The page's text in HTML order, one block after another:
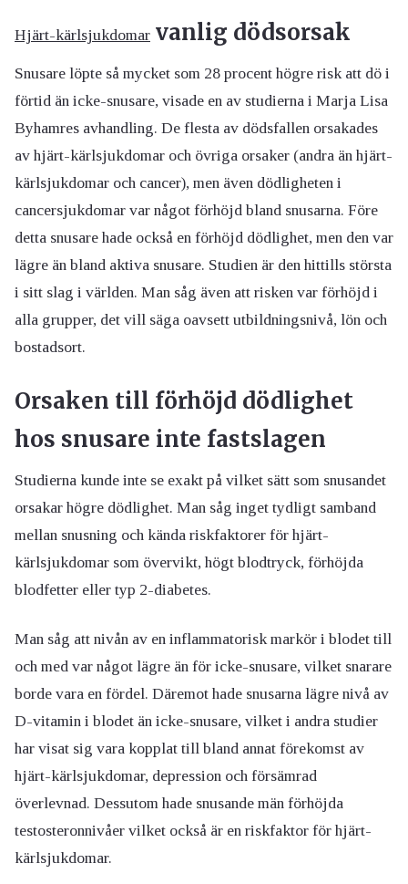
Hjärt-kärlsjukdomar vanlig dödsorsak
Snusare löpte så mycket som 28 procent högre risk att dö i
förtid än icke-snusare, visade en av studierna i Marja Lisa
Byhamres avhandling. De flesta av dödsfallen orsakades
av hjärt-kärlsjukdomar och övriga orsaker (andra än hjärt-
kärlsjukdomar och cancer), men även dödligheten i
cancersjukdomar var något förhöjd bland snusarna. Före
detta snusare hade också en förhöjd dödlighet, men den var
lägre än bland aktiva snusare. Studien är den hittills största
i sitt slag i världen. Man såg även att risken var förhöjd i
alla grupper, det vill säga oavsett utbildningsnivå, lön och
bostadsort.
Orsaken till förhöjd dödlighet
hos snusare inte fastslagen
Studierna kunde inte se exakt på vilket sätt som snusandet
orsakar högre dödlighet. Man såg inget tydligt samband
mellan snusning och kända riskfaktorer för hjärt-
kärlsjukdomar som övervikt, högt blodtryck, förhöjda
blodfetter eller typ 2-diabetes.
Man såg att nivån av en inflammatorisk markör i blodet till
och med var något lägre än för icke-snusare, vilket snarare
borde vara en fördel. Däremot hade snusarna lägre nivå av
D-vitamin i blodet än icke-snusare, vilket i andra studier
har visat sig vara kopplat till bland annat förekomst av
hjärt-kärlsjukdomar, depression och försämrad
överlevnad. Dessutom hade snusande män förhöjda
testosteronnivåer vilket också är en riskfaktor för hjärt-
kärlsjukdomar.